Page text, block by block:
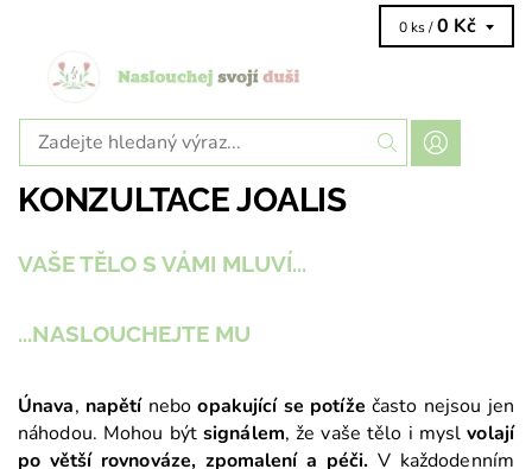
0 ks / 0 Kč
KONZULTACE JOALIS
VAŠE TĚLO S VÁMI MLUVÍ...
...NASLOUCHEJTE MU
Únava, napětíneboopakující se potíže často nejsou jen
náhodou. Mohou býtsignálem, že vaše tělo i myslvolají
po větší rovnováze, zpomalení a péči. V každodenním